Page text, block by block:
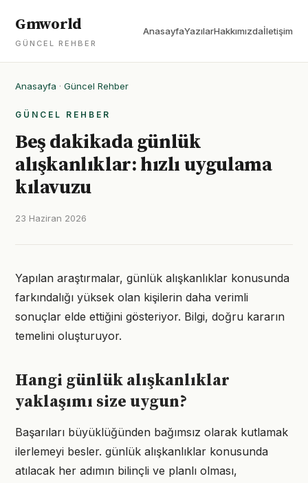
Gmworld
GÜNCEL REHBER
AnasayfaYazılarHakkımızdaİletişim
Anasayfa · Güncel Rehber
GÜNCEL REHBER
Beş dakikada günlük
alışkanlıklar: hızlı uygulama
kılavuzu
23 Haziran 2026
Yapılan araştırmalar, günlük alışkanlıklar konusunda
farkındalığı yüksek olan kişilerin daha verimli
sonuçlar elde ettiğini gösteriyor. Bilgi, doğru kararın
temelini oluşturuyor.
Hangi günlük alışkanlıklar
yaklaşımı size uygun?
Başarıları büyüklüğünden bağımsız olarak kutlamak
ilerlemeyi besler. günlük alışkanlıklar konusunda
atılacak her adımın bilinçli ve planlı olması,